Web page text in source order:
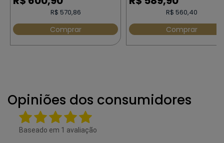
R$ 570,86
Comprar
R$ 560,40
Comprar
Opiniões dos consumidores
Baseado em 1 avaliação